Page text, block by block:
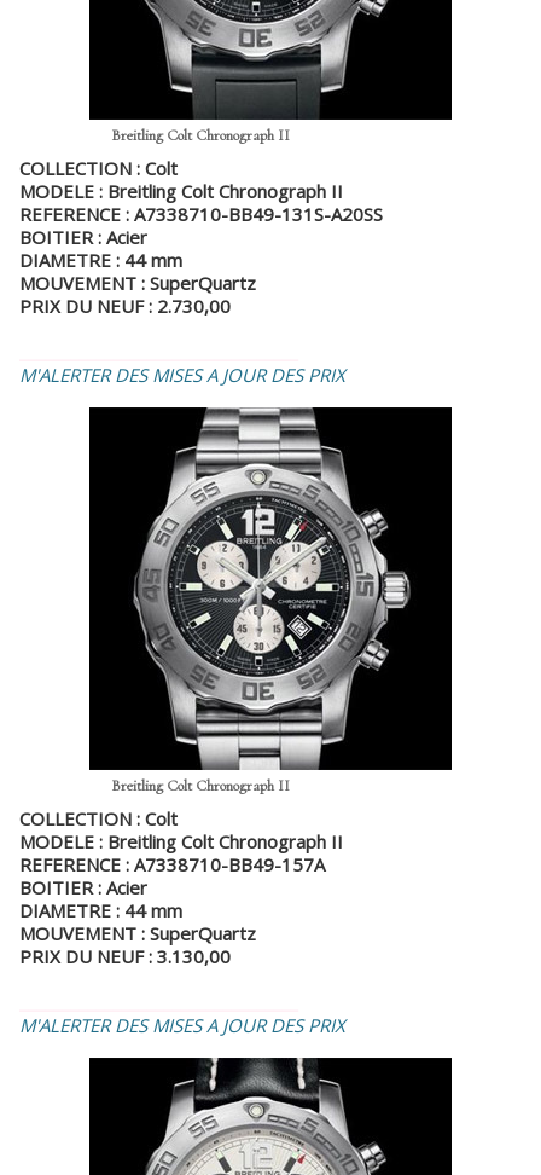
Breitling Colt Chronograph II
COLLECTION : Colt
MODELE : Breitling Colt Chronograph II
REFERENCE : A7338710-BB49-131S-A20SS
BOITIER : Acier
DIAMETRE : 44 mm
MOUVEMENT : SuperQuartz
PRIX DU NEUF : 2.730,00
M'ALERTER DES MISES A JOUR DES PRIX
Breitling Colt Chronograph II
COLLECTION : Colt
MODELE : Breitling Colt Chronograph II
REFERENCE : A7338710-BB49-157A
BOITIER : Acier
DIAMETRE : 44 mm
MOUVEMENT : SuperQuartz
PRIX DU NEUF : 3.130,00
M'ALERTER DES MISES A JOUR DES PRIX